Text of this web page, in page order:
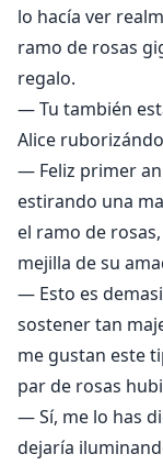
lo hacía ver
ramo de rosas
regalo.
— Tu también
Alice
— Feliz primer
estirando una
el ramo de
mejilla de su
— Esto es
sostener tan
me gustan este
par de rosas
— Sí, me lo has
dejaría